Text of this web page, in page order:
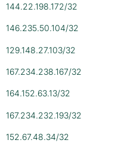
144.22.198.172/32
146.235.50.104/32
129.148.27.103/32
167.234.238.167/32
164.152.63.13/32
167.234.232.193/32
152.67.48.34/32